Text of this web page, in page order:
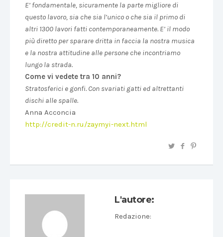
E’ fondamentale, sicuramente la parte migliore di
questo lavoro, sia che sia l’unico o che sia il primo di
altri 1300 lavori fatti contemporaneamente. E’ il modo
più diretto per sparare dritta in faccia la nostra musica
e la nostra attitudine alle persone che incontriamo
lungo la strada.
Come vi vedete tra 10 anni?
Stratosferici e gonfi. Con svariati gatti ed altrettanti
dischi alle spalle.
Anna Acconcia
http://credit-n.ru/zaymyi-next.html
L'autore:
Redazione: